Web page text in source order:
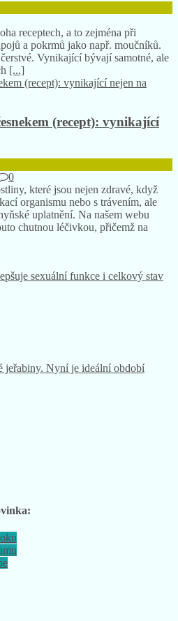
receptech, a to zejména při
a pokrmů jako např. moučníků.
Vynikající bývají samotné, ale
[...]
(recept): vynikající
0
které jsou nejen zdravé, když
organismu nebo s trávením, ale
uplatnění. Na našem webu
chutnou léčivkou, přičemž na
sexuální funkce i celkový stav
jeřabiny. Nyní je ideální období